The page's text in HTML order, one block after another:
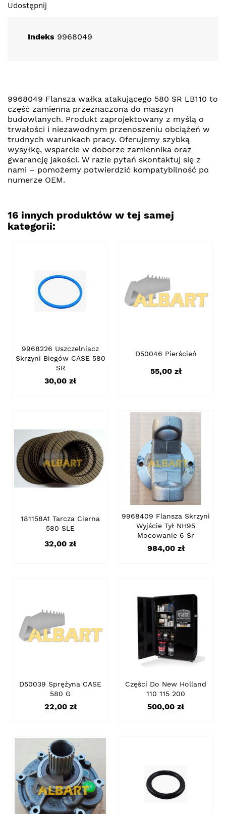
Udostępnij
Indeks 9968049
9968049 Flansza wałka atakującego 580 SR LB110 to
część zamienna przeznaczona do maszyn
budowlanych. Produkt zaprojektowany z myślą o
trwałości i niezawodnym przenoszeniu obciążeń w
trudnych warunkach pracy. Oferujemy szybką
wysyłkę, wsparcie w doborze zamiennika oraz
gwarancję jakości. W razie pytań skontaktuj się z
nami – pomożemy potwierdzić kompatybilność po
numerze OEM.
16 innych produktów w tej samej
kategorii:
9968226 Uszczelniacz
Skrzyni Biegów CASE 580
SR
Cena
30,00 zł
D50046 Pierścień
Cena
55,00 zł
181158A1 Tarcza Cierna
580 SLE
Cena
32,00 zł
9968409 Flansza Skrzyni
Wyjście Tył NH95
Mocowanie 6 Śr
Cena
984,00 zł
D50039 Sprężyna CASE
580 G
Cena
22,00 zł
Części Do New Holland
110 115 200
Cena
500,00 zł